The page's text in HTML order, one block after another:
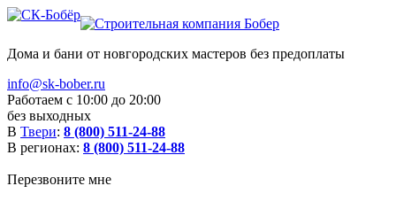
Дома и бани от новгородских мастеров без предоплаты
info@sk-bober.ru
Работаем с 10:00 до 20:00
без выходных
В Твери: 8 (800) 511-24-88
В регионах: 8 (800) 511-24-88
Перезвоните мне